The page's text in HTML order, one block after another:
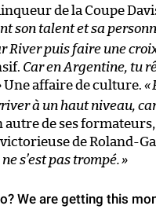
de la Coupe
son talent et sa
River puis faire une
Car en Argentine, tu
Une affaire de culture. «
à un haut niveau,
autre de ses
de Roland-
s’est pas trompé.»
We are getting this